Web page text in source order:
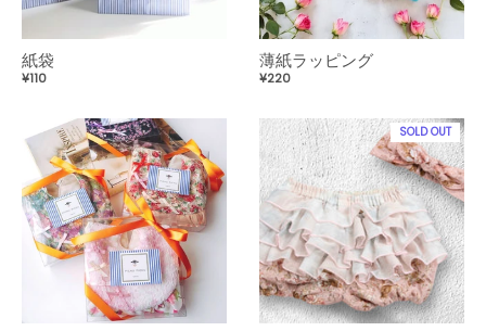
紙袋
¥110
薄紙ラッピング
¥220
SOLD OUT